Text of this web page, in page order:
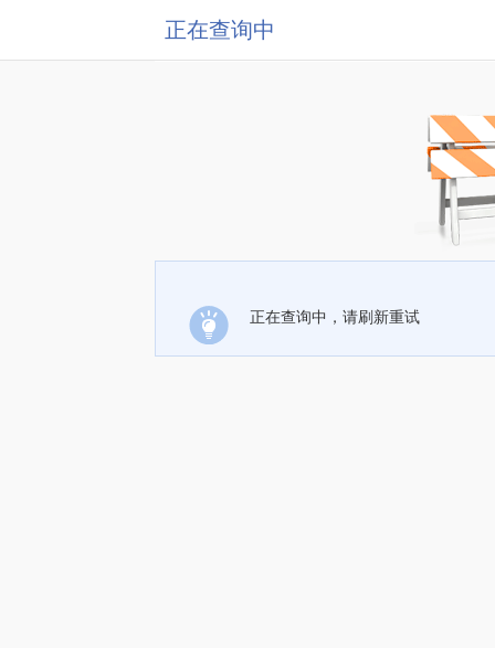
正在查询中
正在查询中，请刷新重试